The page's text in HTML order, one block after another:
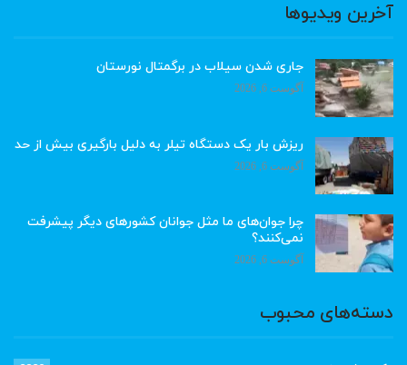
آخرین ویدیوها
جاری شدن سیلاب در برگمتال نورستان
آگوست 6, 2026
ریزش بار یک دستگاه تیلر به دلیل بارگیری بیش از حد
آگوست 6, 2026
چرا جوان‌های ما مثل جوانان کشورهای دیگر پیشرفت
نمی‌کنند؟
آگوست 6, 2026
دسته‌های محبوب